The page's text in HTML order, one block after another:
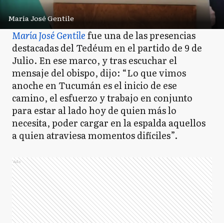
María José Gentile
María José Gentilefue una de las presencias
destacadas del Tedéum en el partido de 9 de
Julio. En ese marco, y tras escuchar el
mensaje del obispo, dijo: “Lo que vimos
anoche en Tucumán es el inicio de ese
camino, el esfuerzo y trabajo en conjunto
para estar al lado hoy de quien más lo
necesita, poder cargar en la espalda aquellos
a quien atraviesa momentos difíciles”.
Ads